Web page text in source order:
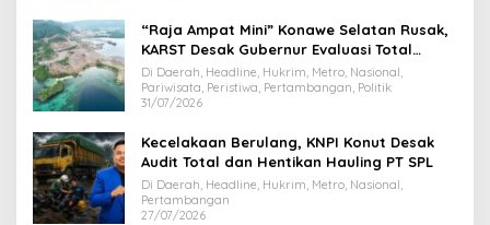
“Raja Ampat Mini” Konawe Selatan Rusak,
KARST Desak Gubernur Evaluasi Total
Dispar Sultra
Di Daerah, Headline, Hukrim, Metro, Nasional,
Pariwisata, Peristiwa, Pertambangan, Politik
31/07/2026
Kecelakaan Berulang, KNPI Konut Desak
Audit Total dan Hentikan Hauling PT SPL
Di Daerah, Headline, Hukrim, Metro, Nasional,
Pertambangan
27/07/2026